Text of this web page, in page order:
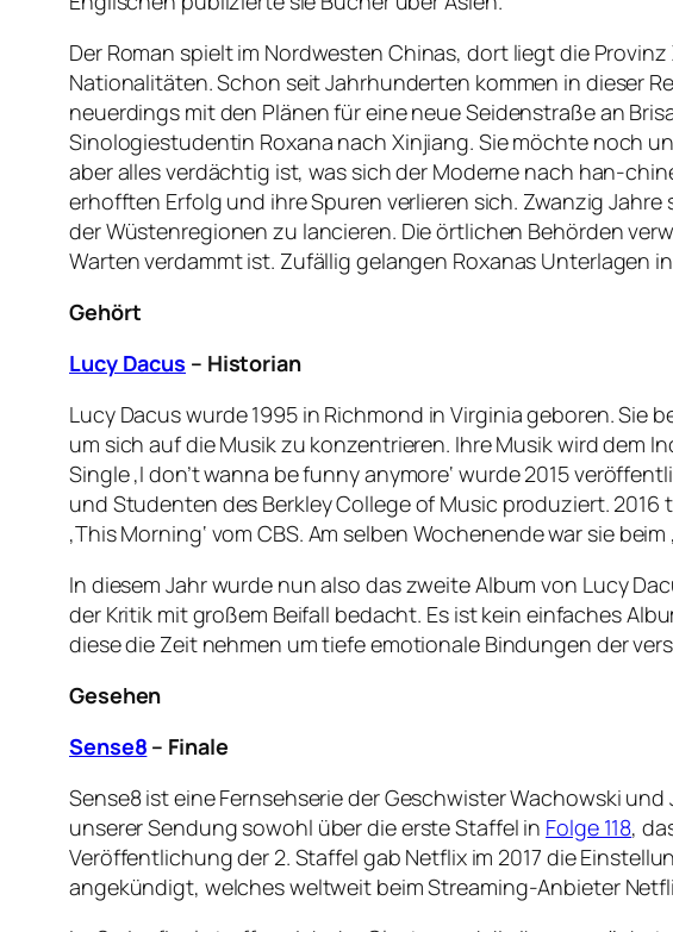
Der Roman spielt im Nordwesten Chinas, dort liegt die
Nationalitäten. Schon seit Jahrhunderten kommen in dieser
neuerdings mit den Plänen für eine neue Seidenstraße an
Sinologiestudentin Roxana nach Xinjiang. Sie möchte noch
aber alles verdächtig ist, was sich der Moderne nach han-
erhofften Erfolg und ihre Spuren verlieren sich. Zwanzig
der Wüstenregionen zu lancieren. Die örtlichen Behörden
Warten verdammt ist. Zufällig gelangen Roxanas Unterlagen
Gehört
Lucy Dacus – Historian
Lucy Dacus wurde 1995 in Richmond in Virginia geboren. Sie
um sich auf die Musik zu konzentrieren. Ihre Musik wird dem
Single ‚I don’t wanna be funny anymore‘ wurde 2015
und Studenten des Berkley College of Music produziert.
‚This Morning‘ vom CBS. Am selben Wochenende war sie
In diesem Jahr wurde nun also das zweite Album von Lucy
der Kritik mit großem Beifall bedacht. Es ist kein einfaches
diese die Zeit nehmen um tiefe emotionale Bindungen der
Gesehen
Sense8 – Finale
Sense8 ist eine Fernsehserie der Geschwister Wachowski
unserer Sendung sowohl über die erste Staffel in Folge 118,
Veröffentlichung der 2. Staffel gab Netflix im 2017 die
angekündigt, welches weltweit beim Streaming-Anbieter